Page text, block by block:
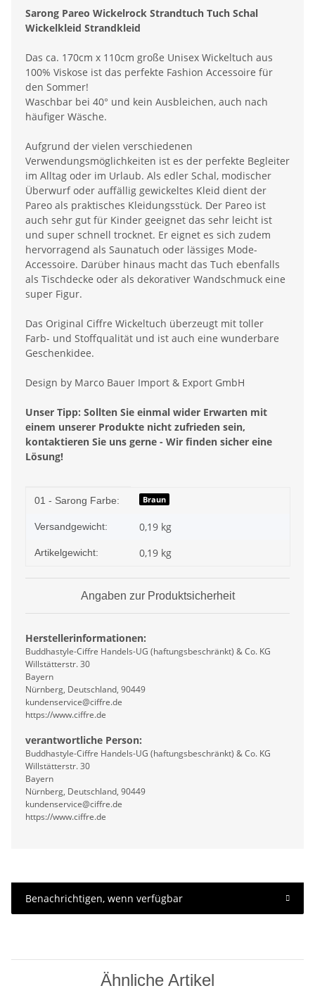
Sarong Pareo Wickelrock Strandtuch Tuch Schal
Wickelkleid Strandkleid
Das ca. 170cm x 110cm große Unisex Wickeltuch aus
100% Viskose ist das perfekte Fashion Accessoire für
den Sommer!
Waschbar bei 40° und kein Ausbleichen, auch nach
häufiger Wäsche.
Aufgrund der vielen verschiedenen
Verwendungsmöglichkeiten ist es der perfekte Begleiter
im Alltag oder im Urlaub. Als edler Schal, modischer
Überwurf oder auffällig gewickeltes Kleid dient der
Pareo als praktisches Kleidungsstück. Der Pareo ist
auch sehr gut für Kinder geeignet das sehr leicht ist
und super schnell trocknet. Er eignet es sich zudem
hervorragend als Saunatuch oder lässiges Mode-
Accessoire. Darüber hinaus macht das Tuch ebenfalls
als Tischdecke oder als dekorativer Wandschmuck eine
super Figur.
Das Original Ciffre Wickeltuch überzeugt mit toller
Farb- und Stoffqualität und ist auch eine wunderbare
Geschenkidee.
Design by Marco Bauer Import & Export GmbH
Unser Tipp: Sollten Sie einmal wider Erwarten mit
einem unserer Produkte nicht zufrieden sein,
kontaktieren Sie uns gerne - Wir finden sicher eine
Lösung!
Produkteigenschaft
Wert
01 - Sarong Farbe: Braun
Versandgewicht: 0,19 kg
Artikelgewicht: 0,19 kg
Angaben zur Produktsicherheit
Herstellerinformationen:
Buddhastyle-Ciffre Handels-UG (haftungsbeschränkt) & Co. KG
Willstätterstr. 30
Bayern
Nürnberg, Deutschland, 90449
kundenservice@ciffre.de
https://www.ciffre.de
verantwortliche Person:
Buddhastyle-Ciffre Handels-UG (haftungsbeschränkt) & Co. KG
Willstätterstr. 30
Bayern
Nürnberg, Deutschland, 90449
kundenservice@ciffre.de
https://www.ciffre.de
Benachrichtigen, wenn verfügbar
Ähnliche Artikel